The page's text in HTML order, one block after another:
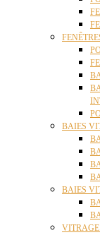
BAIES
BAIES
VITRAGE